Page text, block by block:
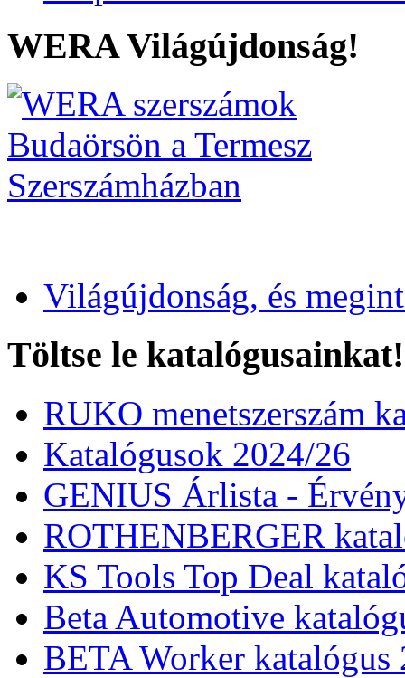
WERA Világújdonság!
Világújdonság, és
Töltse le katalógusainkat!
RUKO menetszerszám
Katalógusok 2024/26
GENIUS Árlista -
ROTHENBERGER
KS Tools Top Deal
Beta Automotive
BETA Worker katalógus